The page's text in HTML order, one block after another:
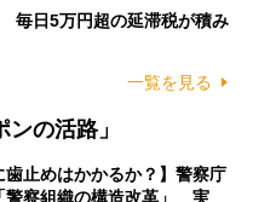
毎日5万円超の延滞税が積み
一覧を見る
の活路」
歯止めはかかるか？】警察庁
警察組織の構造改革」 実